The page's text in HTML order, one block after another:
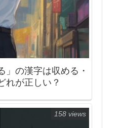
」の漢字は収める・
れが正しい？
158 views